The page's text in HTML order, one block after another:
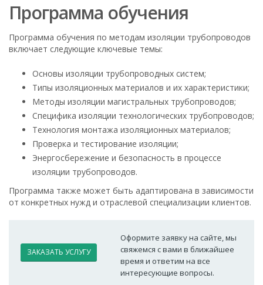
Программа обучения
Программа обучения по методам изоляции трубопроводов
включает следующие ключевые темы:
Основы изоляции трубопроводных систем;
Типы изоляционных материалов и их характеристики;
Методы изоляции магистральных трубопроводов;
Специфика изоляции технологических трубопроводов;
Технология монтажа изоляционных материалов;
Проверка и тестирование изоляции;
Энергосбережение и безопасность в процессе
изоляции трубопроводов.
Программа также может быть адаптирована в зависимости
от конкретных нужд и отраслевой специализации клиентов.
ЗАКАЗАТЬ УСЛУГУ
Оформите заявку на сайте, мы
свяжемся с вами в ближайшее
время и ответим на все
интересующие вопросы.